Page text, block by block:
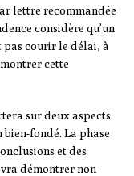
lettre recommandée
considère qu’un
pas courir le délai, à
cette
sur deux aspects
fondé. La phase
et des
démontrer non